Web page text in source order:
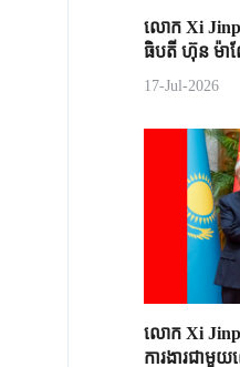
លោក Xi
ធិបតី ហ៊ុន ម៉ាណ
17-Jul-2026
លោក Xi
ការងារជាមួ